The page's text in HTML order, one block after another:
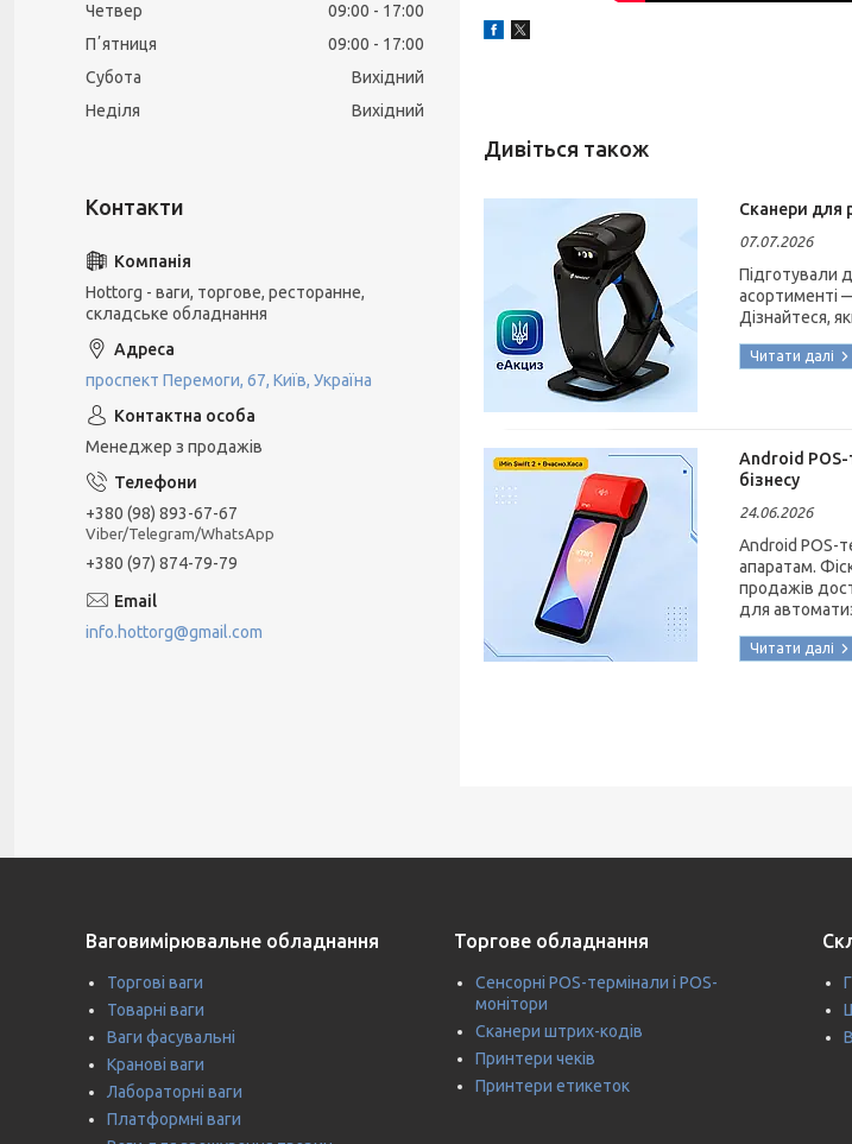
Сканери для
07.07.2026
Підготували
асортименті
Дізнайтеся,
Android POS-
бізнесу
24.06.2026
Android POS-
апаратам.
продажів
для
Четвер
09:00
17:00
Пʼятниця
09:00
17:00
Субота
Вихідний
Неділя
Вихідний
Hottorg - ваги, торгове, ресторанне,
складське обладнання
проспект Перемоги, 67, Київ, Україна
Менеджер з продажів
+380 (98) 893-67-67
Viber/Telegram/WhatsApp
+380 (97) 874-79-79
info.hottorg@gmail.com
Ваговимірювальне обладнання
Торгові ваги
Товарні ваги
Ваги фасувальні
Кранові ваги
Лабораторні ваги
Платформні ваги
Торгове обладнання
Сенсорні POS-термінали і POS-
монітори
Сканери штрих-кодів
Принтери чеків
Принтери етикеток